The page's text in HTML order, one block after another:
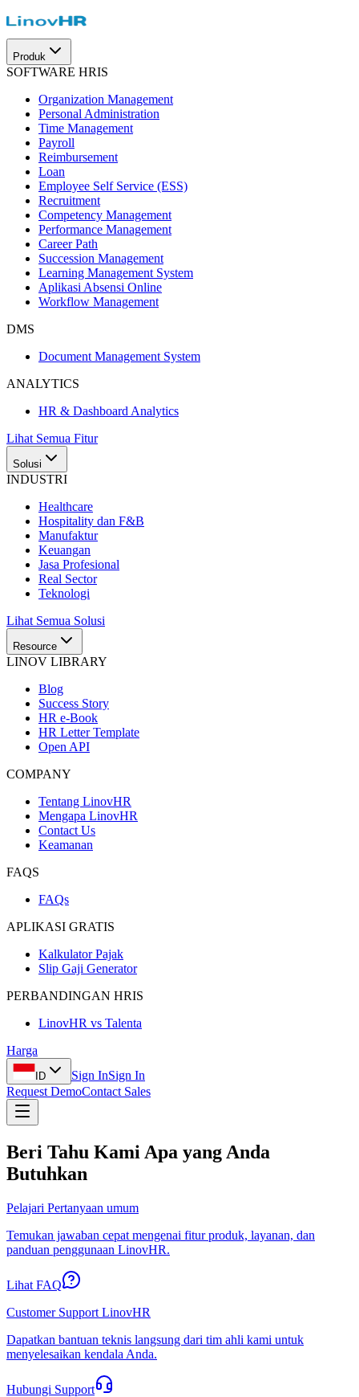
Produk
SOFTWARE HRIS
Organization Management
Personal Administration
Time Management
Payroll
Reimbursement
Loan
Employee Self Service (ESS)
Recruitment
Competency Management
Performance Management
Career Path
Succession Management
Learning Management System
Aplikasi Absensi Online
Workflow Management
DMS
Document Management System
ANALYTICS
HR & Dashboard Analytics
Lihat Semua Fitur
Solusi
INDUSTRI
Healthcare
Hospitality dan F&B
Manufaktur
Keuangan
Jasa Profesional
Real Sector
Teknologi
Lihat Semua Solusi
Resource
LINOV LIBRARY
Blog
Success Story
HR e-Book
HR Letter Template
Open API
COMPANY
Tentang LinovHR
Mengapa LinovHR
Contact Us
Keamanan
FAQS
FAQs
APLIKASI GRATIS
Kalkulator Pajak
Slip Gaji Generator
PERBANDINGAN HRIS
LinovHR vs Talenta
Harga
ID Sign InSign In
Request DemoContact Sales
Beri Tahu Kami Apa yang Anda
Butuhkan
Pelajari Pertanyaan umum
Temukan jawaban cepat mengenai fitur produk, layanan, dan
panduan penggunaan LinovHR.
Lihat FAQ
Customer Support LinovHR
Dapatkan bantuan teknis langsung dari tim ahli kami untuk
menyelesaikan kendala Anda.
Hubungi Support